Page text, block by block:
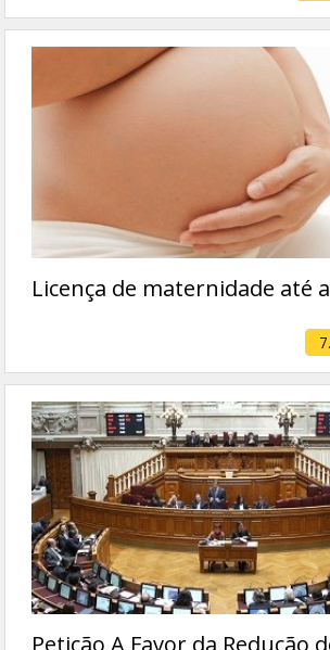
Licença de maternidade até
Petição A Favor da Redução